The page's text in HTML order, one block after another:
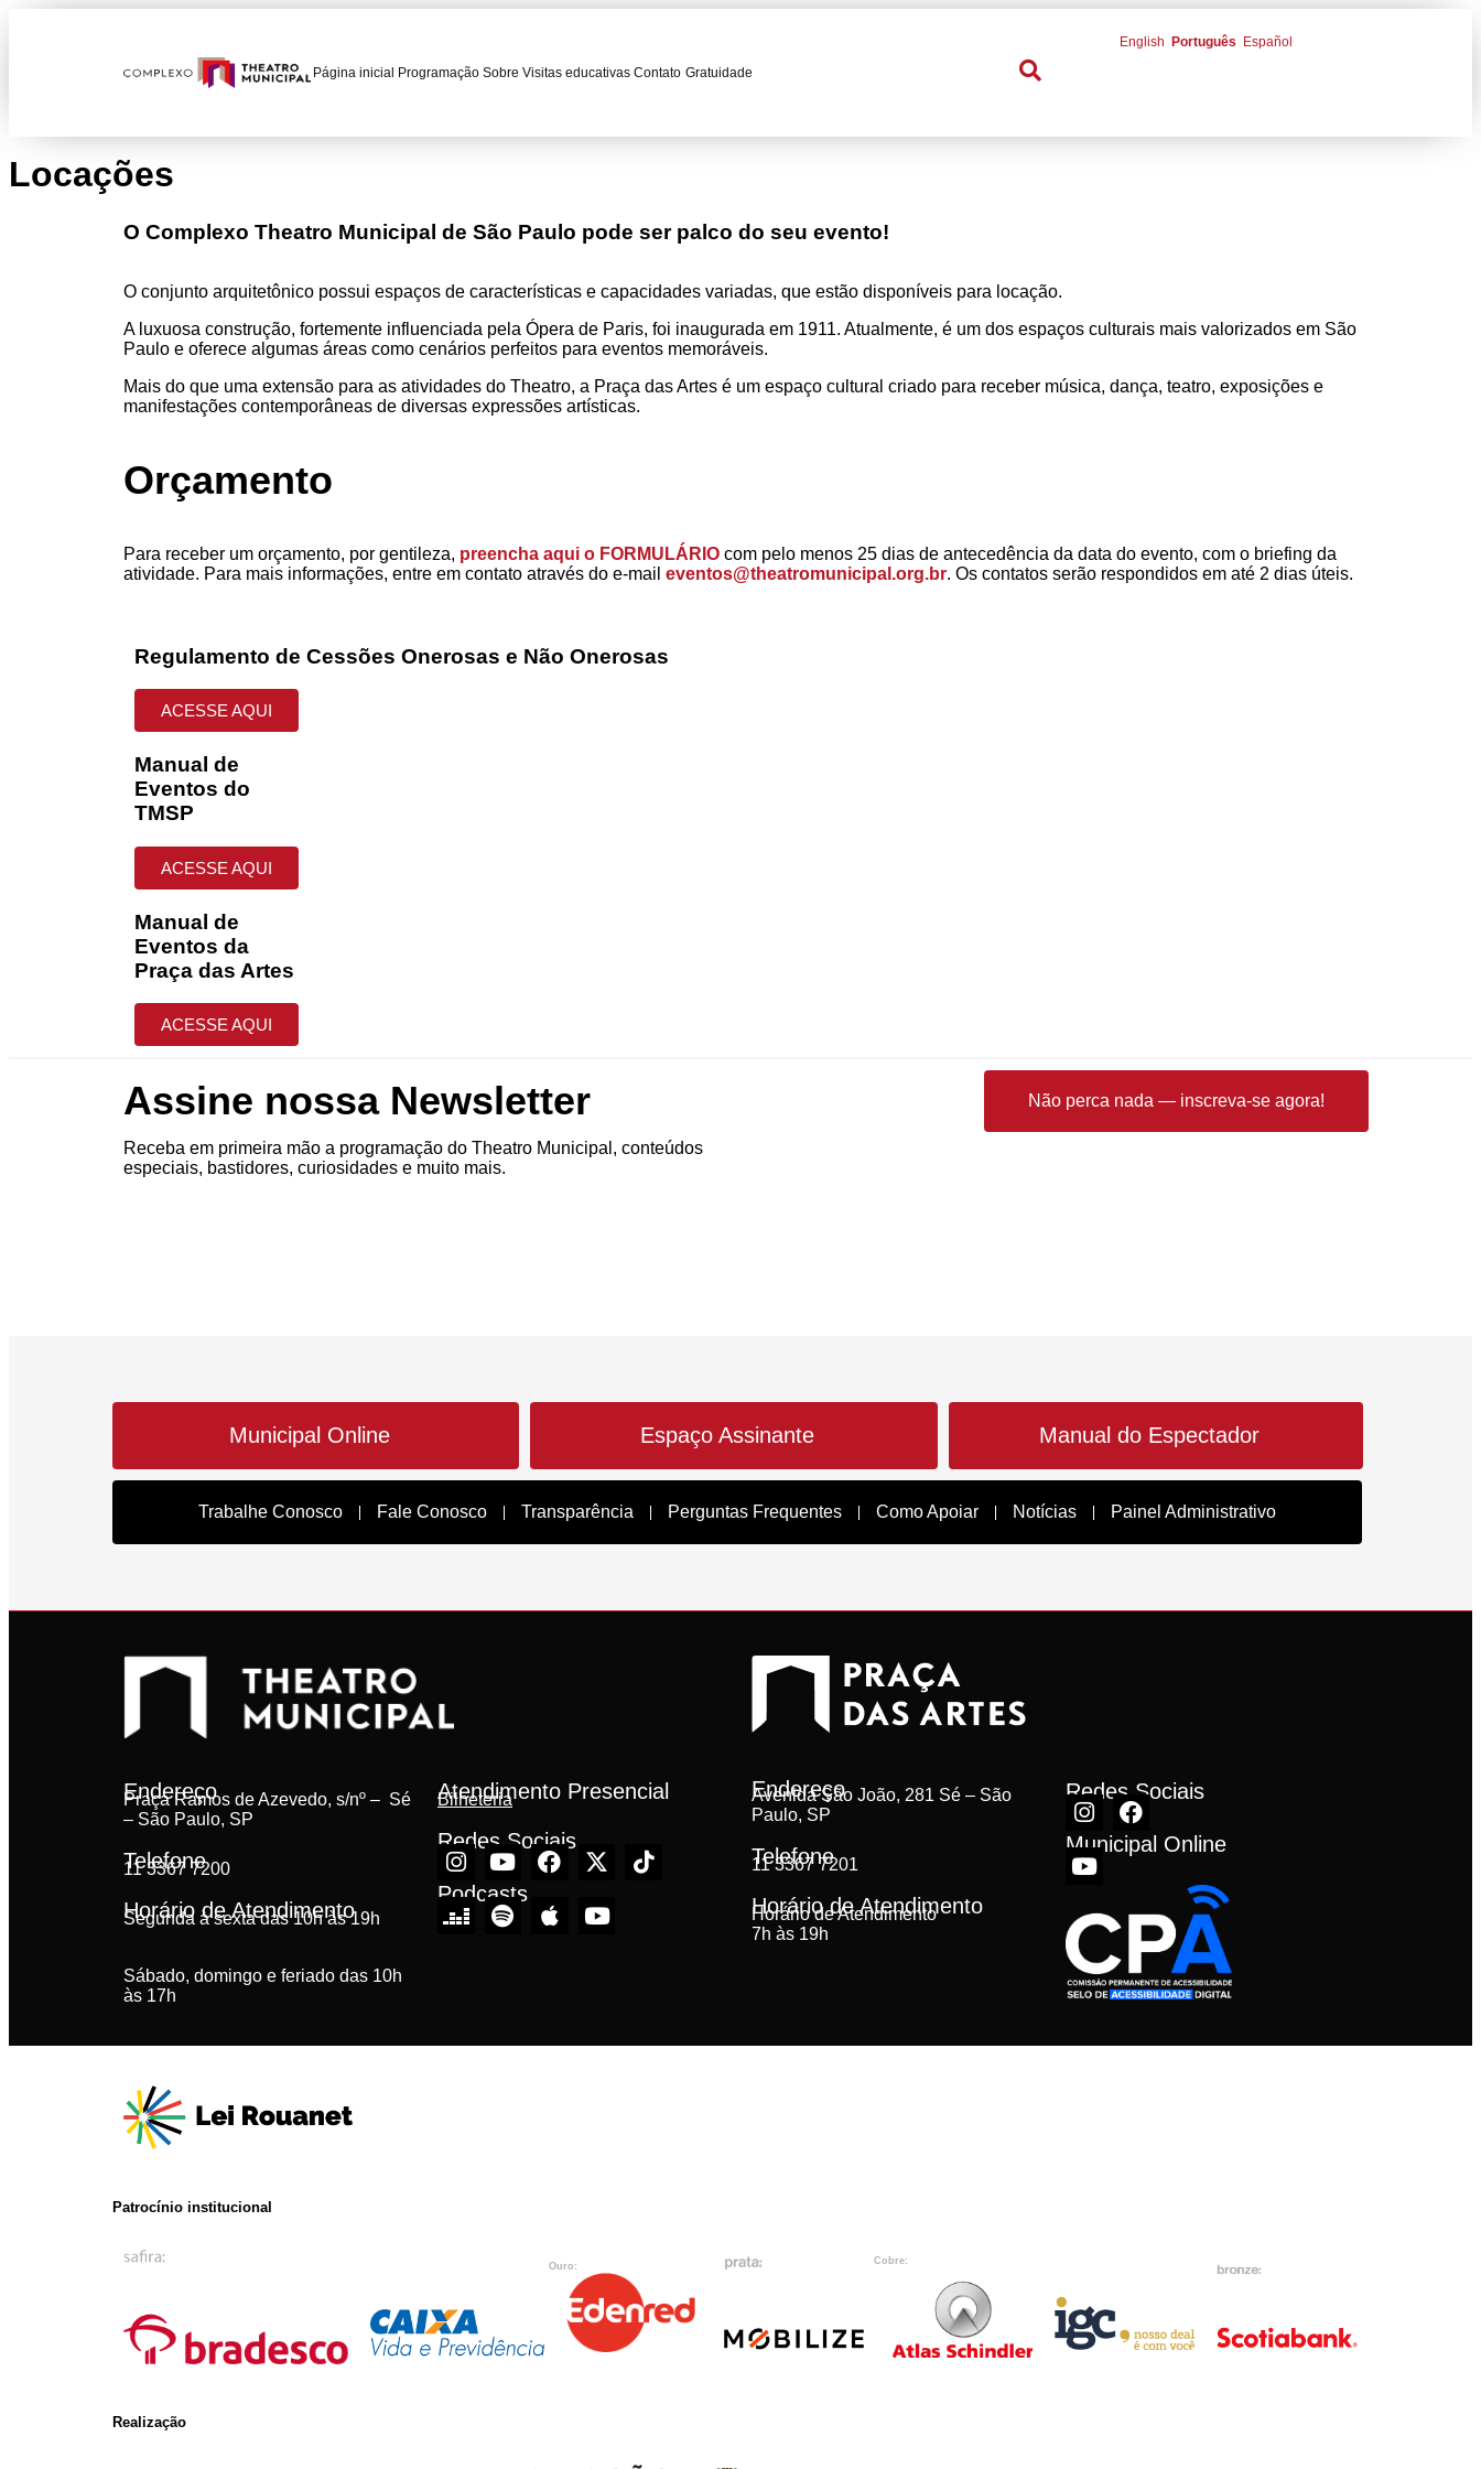
Página inicial Programação Sobre Visitas educativas Contato Gratuidade
English Português Español
Locações
O Complexo Theatro Municipal de São Paulo pode ser palco do seu evento!
O conjunto arquitetônico possui espaços de características e capacidades variadas, que estão disponíveis para locação.
A luxuosa construção, fortemente influenciada pela Ópera de Paris, foi inaugurada em 1911. Atualmente, é um dos espaços culturais mais valorizados em São
Paulo e oferece algumas áreas como cenários perfeitos para eventos memoráveis.
Mais do que uma extensão para as atividades do Theatro, a Praça das Artes é um espaço cultural criado para receber música, dança, teatro, exposições e
manifestações contemporâneas de diversas expressões artísticas.
Orçamento
Para receber um orçamento, por gentileza, preencha aqui o FORMULÁRIO com pelo menos 25 dias de antecedência da data do evento, com o briefing da
atividade. Para mais informações, entre em contato através do e-mail eventos@theatromunicipal.org.br. Os contatos serão respondidos em até 2 dias úteis.
Regulamento de Cessões Onerosas e Não Onerosas
ACESSE AQUI
Manual de
Eventos do
TMSP
ACESSE AQUI
Manual de
Eventos da
Praça das Artes
ACESSE AQUI
Assine nossa Newsletter
Receba em primeira mão a programação do Theatro Municipal, conteúdos
especiais, bastidores, curiosidades e muito mais.
Não perca nada — inscreva-se agora!
Municipal Online Espaço Assinante Manual do Espectador
Trabalhe Conosco Fale Conosco Transparência Perguntas Frequentes Como Apoiar Notícias Painel Administrativo
Endereço
Praça Ramos de Azevedo, s/nº – Sé
– São Paulo, SP
Telefone
11 3367 7200
Horário de Atendimento
Segunda à sexta das 10h às 19h
Sábado, domingo e feriado das 10h
às 17h
Atendimento Presencial
Bilheteria
Redes Sociais
Podcasts
Endereço
Avenida São João, 281 Sé – São
Paulo, SP
Telefone
11 3367 7201
Horário de Atendimento
Horário de Atendimento
7h às 19h
Redes Sociais
Municipal Online
Patrocínio institucional
Ouro:
Cobre:
Realização